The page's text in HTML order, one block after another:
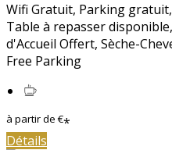
Wifi Gratuit, Parking gratuit,
Table à repasser disponible,
d'Accueil Offert, Sèche-
Free Parking
à partir de €*
Détails